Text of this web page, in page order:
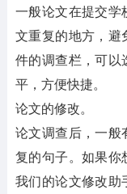
一般论文在提交
文重复的地方，
件的调查栏，可以
平，方便快捷。
论文的修改。
论文调查后，一
复的句子。如果你
我们的论文修改